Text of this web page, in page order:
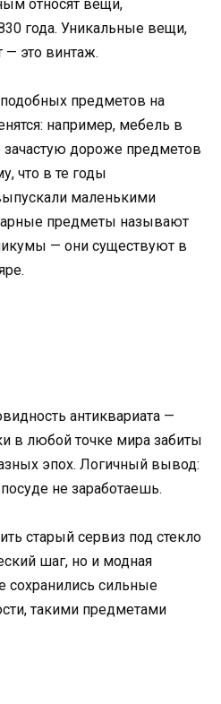
относят вещи,
года. Уникальные вещи,
— это винтаж.
предметов на
например, мебель в
зачастую дороже предметов
что в те годы
маленькими
предметы называют
— они существуют в
антиквариата —
в любой точке мира забиты
эпох. Логичный вывод:
не заработаешь.
старый сервиз под стекло
шаг, но и модная
сохранились сильные
такими предметами